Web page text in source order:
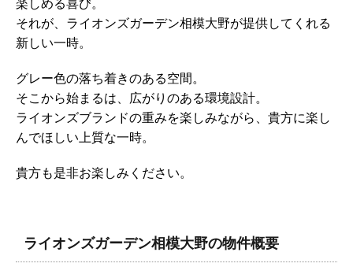
それが、ライオンズガーデン相模大野が提供してくれる
新しい一時。
グレー色の落ち着きのある空間。
そこから始まるは、広がりのある環境設計。
ライオンズブランドの重みを楽しみながら、貴方に楽し
んでほしい上質な一時。
貴方も是非お楽しみください。
ライオンズガーデン相模大野の物件概要